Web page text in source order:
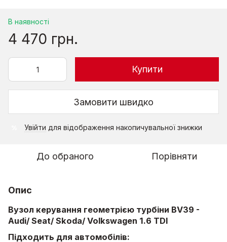
В наявності
4 470 грн.
Купити
Замовити швидко
Увійти для відображення накопичувальної знижки
До обраного Порівняти
Опис
Вузол керування геометрією турбіни BV39 -
Audi/ Seat/ Skoda/ Volkswagen 1.6 TDI
Підходить для автомобілів: